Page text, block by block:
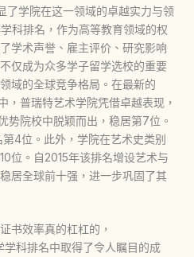
了学院在这一领域的卓越实力与领
科排名，作为高等教育领域的权
学术声誉、雇主评价、研究影响
仅成为众多学子留学选校的重要
域的全球竞争格局。在最新的
，普瑞特艺术学院凭借卓越表现，
势院校中脱颖而出，稳居第7位。
4位。此外，学院在艺术史类别
位。自2015年该排名增设艺术与
居全球前十强，进一步巩固了其
书效率真的杠杠的，
科排名中取得了令人瞩目的成